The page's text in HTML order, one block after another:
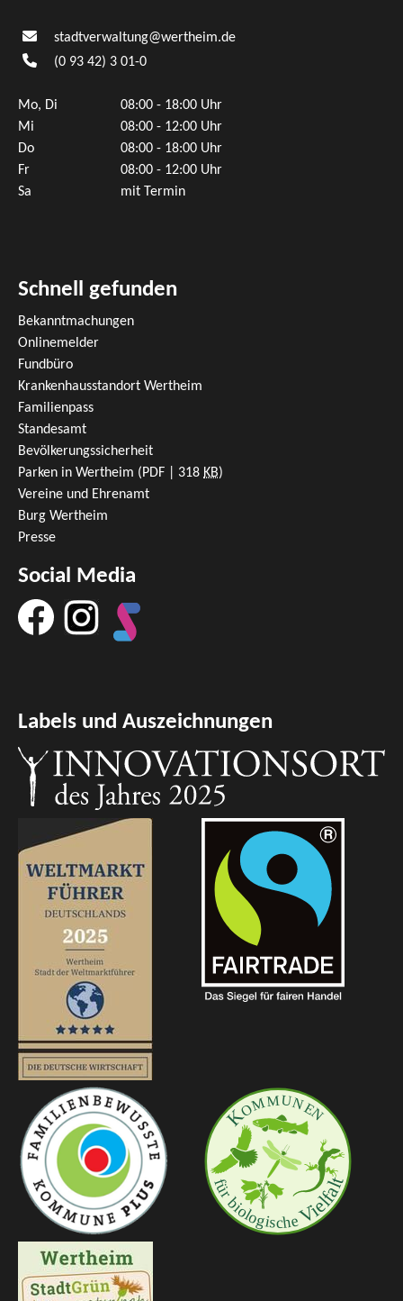
stadtverwaltung@wertheim.de
(0 93 42) 3 01-0
Mo, Di
08:00 - 18:00 Uhr
Mi
08:00 - 12:00 Uhr
Do
08:00 - 18:00 Uhr
Fr
08:00 - 12:00 Uhr
Sa
mit Termin
Schnell gefunden
Bekanntmachungen
Onlinemelder
Fundbüro
Krankenhausstandort Wertheim
Familienpass
Standesamt
Bevölkerungssicherheit
Parken in Wertheim (PDF | 318 KB)
Vereine und Ehrenamt
Burg Wertheim
Presse
Social Media
Labels und Auszeichnungen